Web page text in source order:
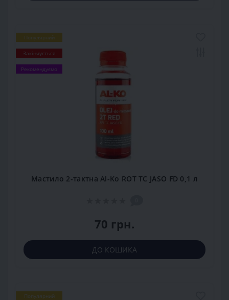
Популярний
Закінчується
Рекомендуємо
Мастило 2-тактна Al-Ko ROT TC JASO FD 0,1 л
70 грн.
ДО КОШИКА
Популярний